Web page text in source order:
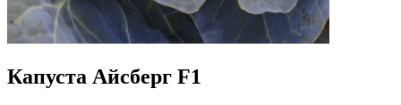
Капуста Айсберг F1